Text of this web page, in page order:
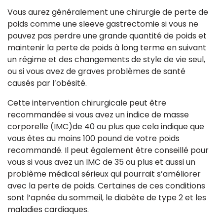
Vous aurez généralement une chirurgie de perte de
poids comme une sleeve gastrectomie si vous ne
pouvez pas perdre une grande quantité de poids et
maintenir la perte de poids à long terme en suivant
un régime et des changements de style de vie seul,
ou si vous avez de graves problèmes de santé
causés par l’obésité.
Cette intervention chirurgicale peut être
recommandée si vous avez un indice de masse
corporelle (IMC)de 40 ou plus que cela indique que
vous êtes au moins 100 pound de votre poids
recommandé. Il peut également être conseillé pour
vous si vous avez un IMC de 35 ou plus et aussi un
problème médical sérieux qui pourrait s’améliorer
avec la perte de poids. Certaines de ces conditions
sont l’apnée du sommeil, le diabète de type 2 et les
maladies cardiaques.